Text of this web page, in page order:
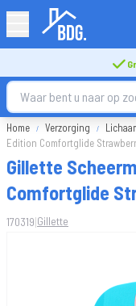
Home Verzorging
Edition Comfortglide
Gillette
Comfortglide
170319|Gillette